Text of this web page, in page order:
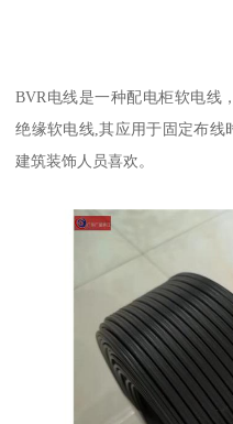
BVR电线是一种配电柜软电线
绝缘软电线,其应用于固定布线
建筑装饰人员喜欢。